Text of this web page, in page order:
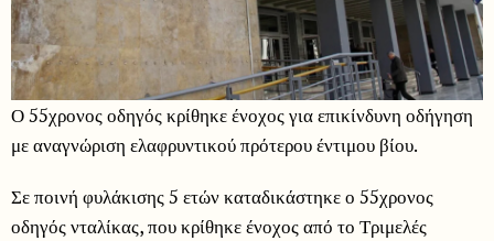
Ο 55χρονος οδηγός κρίθηκε ένοχος για επικίνδυνη οδήγηση
με αναγνώριση ελαφρυντικού πρότερου έντιμου βίου.
Σε ποινή φυλάκισης 5 ετών καταδικάστηκε ο 55χρονος
οδηγός νταλίκας, που κρίθηκε ένοχος από το Τριμελές